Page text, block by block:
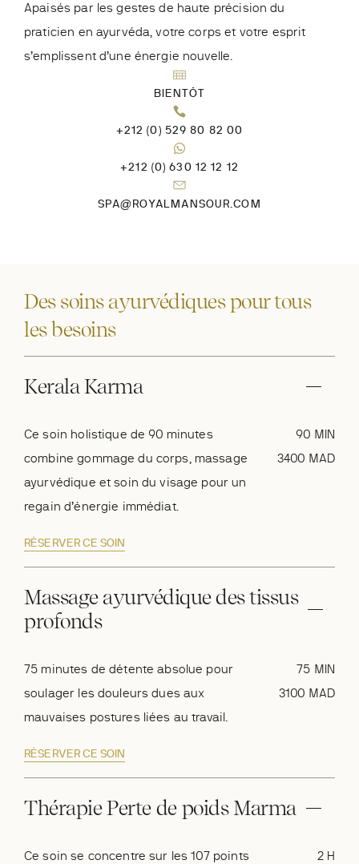
Apaisés par les gestes de haute précision du
praticien en ayurvéda, votre corps et votre esprit
s’emplissent d’une énergie nouvelle.
BIENTÔT
+212 (0) 529 80 82 00
+212 (0) 630 12 12 12
SPA@ROYALMANSOUR.COM
Des soins ayurvédiques pour tous
les besoins
Kerala Karma
Ce soin holistique de 90 minutes
combine gommage du corps, massage
ayurvédique et soin du visage pour un
regain d’énergie immédiat.
90 MIN
3400 MAD
RÉSERVER CE SOIN
Massage ayurvédique des tissus
profonds
75 minutes de détente absolue pour
soulager les douleurs dues aux
mauvaises postures liées au travail.
75 MIN
3100 MAD
RÉSERVER CE SOIN
Thérapie Perte de poids Marma
Ce soin se concentre sur les 107 points
2 H